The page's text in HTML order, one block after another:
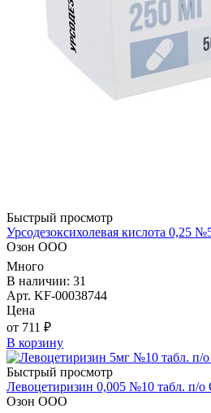
Быстрый просмотр
Урсодезоксихолевая кислота 0,25
Озон ООО
Много
В наличии: 31
Арт. KF-00038744
Цена
от 711 ₽
В корзину
Быстрый просмотр
Левоцетиризин 0,005 №10 табл. п/о
Озон ООО